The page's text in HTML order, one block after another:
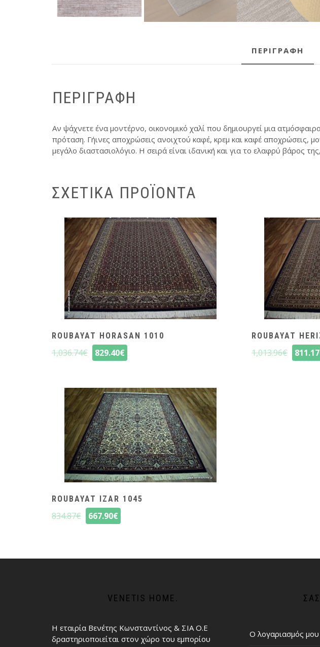
ΠΕΡΙΓΡΑΦΉ
ΠΕΡΙΓΡΑΦΉ
Αν ψάχνετε ένα μοντέρνο, οικονομικό χαλί που δημιουργεί μια
πρόταση. Γήινες αποχρώσεις ανοιχτού καφέ, κρεμ και καφέ αποχρώσεις,
μεγάλο διαστασιολόγιο. Η σειρά είναι ιδανική και για το ελαφρύ βάρος
ΣΧΕΤΙΚΆ ΠΡΟΪΌΝΤΑ
ROUBAYAT HORASAN 1010
1,036.74€ 829.40€
ROUBAYAT
1,013.96€ 811.17
ROUBAYAT IZAR 1045
834.87€ 667.90€
VENETIS HOME.
Η εταιρία Βενέτης Κωνσταντίνος & ΣΙΑ Ο.Ε
δραστηριοποιείται στον χώρο του εμπορίου
Ο λογαριασμός μου